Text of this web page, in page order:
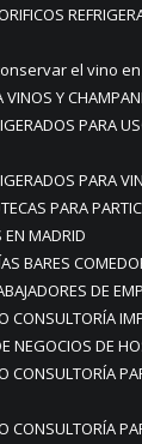
el vino
VINOS Y
PARA
PARA
PARA
EN MADRID
BARES
DE
CONSULTORÍA
NEGOCIOS DE
CONSULTORÍA
CONSULTORÍA